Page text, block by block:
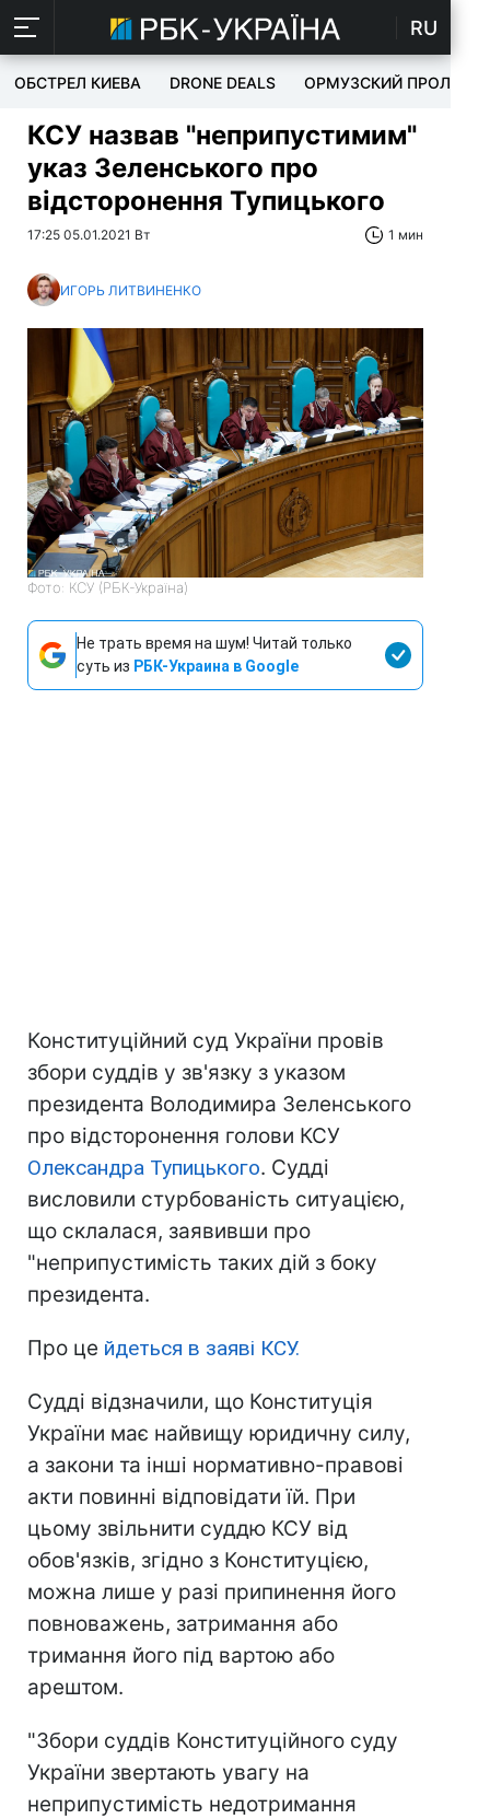
RU
ОБСТРЕЛ КИЕВА DRONE DEALS ОРМУЗСКИЙ ПРОЛИВ
КСУ назвав "неприпустимим"
указ Зеленського про
відсторонення Тупицького
17:25 05.01.2021 Вт 1 мин
ИГОРЬ ЛИТВИНЕНКО
Фото: КСУ (РБК-Україна)
Не трать время на шум! Читай только
суть из РБК-Украина в Google
Конституційний суд України провів
збори суддів у зв'язку з указом
президента Володимира Зеленського
про відсторонення голови КСУ
Олександра Тупицького. Судді
висловили стурбованість ситуацією,
що склалася, заявивши про
"неприпустимість таких дій з боку
президента.
Про це йдеться в заяві КСУ.
Судді відзначили, що Конституція
України має найвищу юридичну силу,
а закони та інші нормативно-правові
акти повинні відповідати їй. При
цьому звільнити суддю КСУ від
обов'язків, згідно з Конституцією,
можна лише у разі припинення його
повноважень, затримання або
тримання його під вартою або
арештом.
"Збори суддів Конституційного суду
України звертають увагу на
неприпустимість недотримання